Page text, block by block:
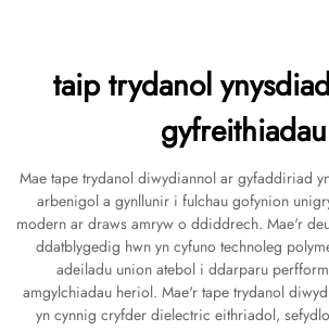
taip trydanol
gyfreithiadau
Mae tape trydanol diwydiannol ar gyfaddiriad
arbenigol a gynllunir i fulchau gofynion
modern ar draws amryw o ddiddrech. Mae'r
ddatblygedig hwn yn cyfuno technoleg
adeiladu union atebol i ddarparu
amgylchiadau heriol. Mae'r tape trydanol
yn cynnig cryfder dielectric eithriadol,